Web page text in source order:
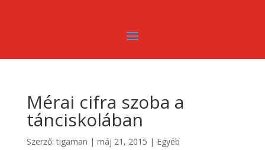
Mérai cifra szoba a
tánciskolában
Szerző:tigaman | máj 21, 2015 | Egyéb